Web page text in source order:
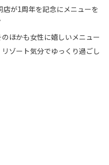
が1周年を記念にメニューを
ほかも女性に嬉しいメニュー
ゾート気分でゆっくり過ごし